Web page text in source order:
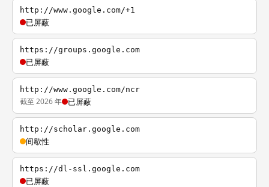
http://www.google.com/+1
已屏蔽
https://groups.google.com
已屏蔽
http://www.google.com/ncr
截至 2026 年 已屏蔽
http://scholar.google.com
间歇性
https://dl-ssl.google.com
已屏蔽